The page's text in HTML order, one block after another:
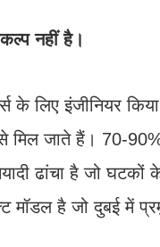
नहीं है।
के लिए इंजीनियर
जाते हैं। 70-90%
ढांचा है जो घटकों
मॉडल है जो दुबई में